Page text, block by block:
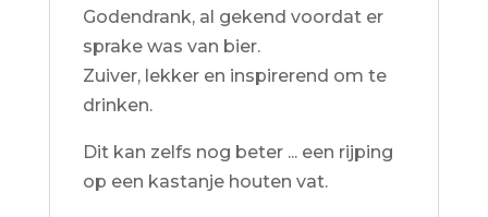
Godendrank, al gekend voordat er
sprake was van bier.
Zuiver, lekker en inspirerend om te
drinken.
Dit kan zelfs nog beter ... een rijping
op een kastanje houten vat.